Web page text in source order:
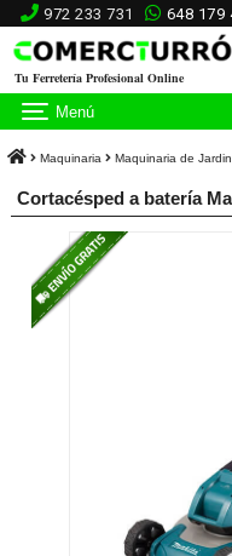
972 233 731 648 179
Tu Ferretería Profesional Online
Menú
Maquinaria Maquinaria de
Cortacésped a batería